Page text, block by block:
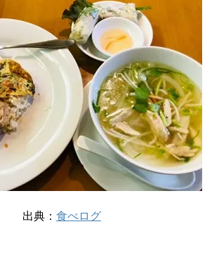
出典： 食べログ